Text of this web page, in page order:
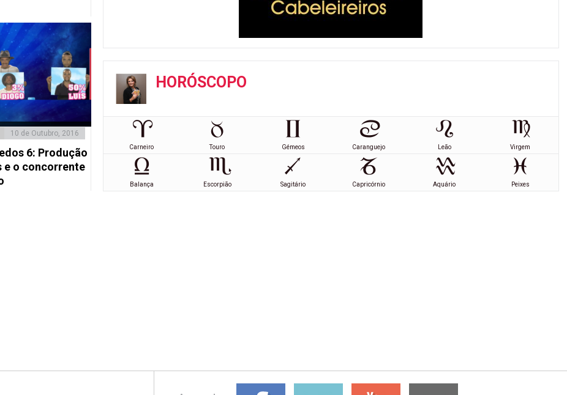
10 de Outubro, 2016
6: Produção
e o concorrente
HORÓSCOPO
Carneiro Touro Gémeos Caranguejo Leão Virgem
Balança Escorpião Sagitário Capricórnio Aquário Peixes